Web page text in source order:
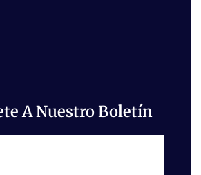
A Nuestro Boletín